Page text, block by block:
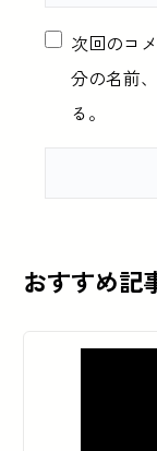
次回のコ
分の名前
る。
おすすめ記